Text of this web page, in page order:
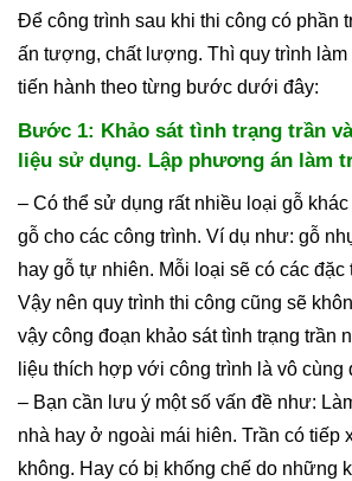
Để công trình sau khi thi công có phần
ấn tượng, chất lượng. Thì quy trình
tiến hành theo từng bước dưới đây:
Bước 1: Khảo sát tình trạng trần
liệu sử dụng. Lập phương án làm
– Có thể sử dụng rất nhiều loại gỗ
gỗ cho các công trình. Ví dụ như: gỗ
hay gỗ tự nhiên. Mỗi loại sẽ có các đặc
Vậy nên quy trình thi công cũng sẽ
vậy công đoạn khảo sát tình trạng trần
liệu thích hợp với công trình là vô cùng
– Bạn cần lưu ý một số vấn đề như:
nhà hay ở ngoài mái hiên. Trần có tiếp
không. Hay có bị khống chế do những